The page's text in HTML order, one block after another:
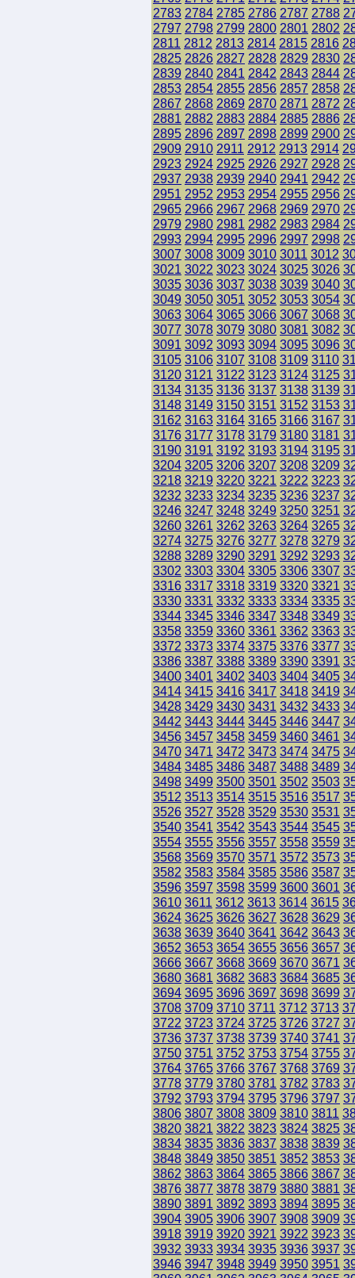
2783 2784 2785 2786 2787 2788
2797 2798 2799 2800 2801 2802
2811 2812 2813 2814 2815 2816
2825 2826 2827 2828 2829 2830
2839 2840 2841 2842 2843 2844
2853 2854 2855 2856 2857 2858
2867 2868 2869 2870 2871 2872
2881 2882 2883 2884 2885 2886
2895 2896 2897 2898 2899 2900
2909 2910 2911 2912 2913 2914
2923 2924 2925 2926 2927 2928
2937 2938 2939 2940 2941 2942
2951 2952 2953 2954 2955 2956
2965 2966 2967 2968 2969 2970
2979 2980 2981 2982 2983 2984
2993 2994 2995 2996 2997 2998
3007 3008 3009 3010 3011 3012
3021 3022 3023 3024 3025 3026
3035 3036 3037 3038 3039 3040
3049 3050 3051 3052 3053 3054
3063 3064 3065 3066 3067 3068
3077 3078 3079 3080 3081 3082
3091 3092 3093 3094 3095 3096
3105 3106 3107 3108 3109 3110
3120 3121 3122 3123 3124 3125
3134 3135 3136 3137 3138 3139
3148 3149 3150 3151 3152 3153
3162 3163 3164 3165 3166 3167
3176 3177 3178 3179 3180 3181
3190 3191 3192 3193 3194 3195
3204 3205 3206 3207 3208 3209
3218 3219 3220 3221 3222 3223
3232 3233 3234 3235 3236 3237
3246 3247 3248 3249 3250 3251
3260 3261 3262 3263 3264 3265
3274 3275 3276 3277 3278 3279
3288 3289 3290 3291 3292 3293
3302 3303 3304 3305 3306 3307
3316 3317 3318 3319 3320 3321
3330 3331 3332 3333 3334 3335
3344 3345 3346 3347 3348 3349
3358 3359 3360 3361 3362 3363
3372 3373 3374 3375 3376 3377
3386 3387 3388 3389 3390 3391
3400 3401 3402 3403 3404 3405
3414 3415 3416 3417 3418 3419
3428 3429 3430 3431 3432 3433
3442 3443 3444 3445 3446 3447
3456 3457 3458 3459 3460 3461
3470 3471 3472 3473 3474 3475
3484 3485 3486 3487 3488 3489
3498 3499 3500 3501 3502 3503
3512 3513 3514 3515 3516 3517
3526 3527 3528 3529 3530 3531
3540 3541 3542 3543 3544 3545
3554 3555 3556 3557 3558 3559
3568 3569 3570 3571 3572 3573
3582 3583 3584 3585 3586 3587
3596 3597 3598 3599 3600 3601
3610 3611 3612 3613 3614 3615
3624 3625 3626 3627 3628 3629
3638 3639 3640 3641 3642 3643
3652 3653 3654 3655 3656 3657
3666 3667 3668 3669 3670 3671
3680 3681 3682 3683 3684 3685
3694 3695 3696 3697 3698 3699
3708 3709 3710 3711 3712 3713
3722 3723 3724 3725 3726 3727
3736 3737 3738 3739 3740 3741
3750 3751 3752 3753 3754 3755
3764 3765 3766 3767 3768 3769
3778 3779 3780 3781 3782 3783
3792 3793 3794 3795 3796 3797
3806 3807 3808 3809 3810 3811
3820 3821 3822 3823 3824 3825
3834 3835 3836 3837 3838 3839
3848 3849 3850 3851 3852 3853
3862 3863 3864 3865 3866 3867
3876 3877 3878 3879 3880 3881
3890 3891 3892 3893 3894 3895
3904 3905 3906 3907 3908 3909
3918 3919 3920 3921 3922 3923
3932 3933 3934 3935 3936 3937
3946 3947 3948 3949 3950 3951